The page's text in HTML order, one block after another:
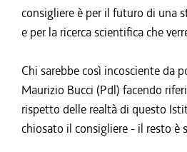
consigliere è per il futuro di una
e per la ricerca scientifica che
Chi sarebbe così incosciente da
Maurizio Bucci (Pdl) facendo
rispetto delle realtà di questo
chiosato il consigliere - il resto è